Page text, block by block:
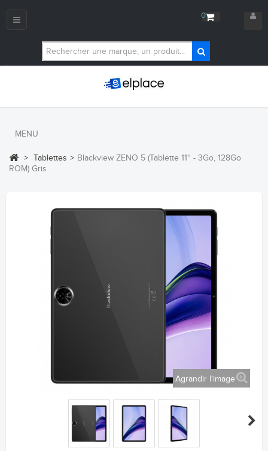
0
Navigation
MENU
> Tablettes > Blackview ZENO 5 (Tablette 11'' - 3Go, 128Go
ROM) Gris
Agrandir l'image